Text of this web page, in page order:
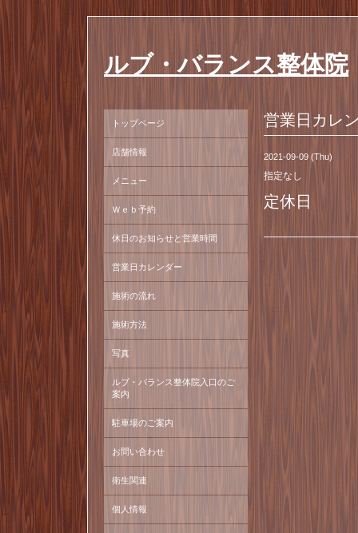
ルブ・バランス整体院
営業日カレ
2021-09-09 (Thu)
指定なし
定休日
トップページ
店舗情報
メニュー
Ｗｅｂ予約
休日のお知らせと営業時間
営業日カレンダー
施術の流れ
施術方法
写真
ルブ・バランス整体院入口のご
案内
駐車場のご案内
お問い合わせ
衛生関連
個人情報